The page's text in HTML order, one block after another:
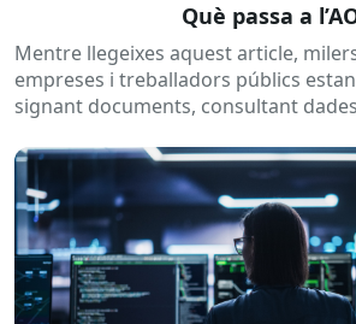
Què passa a
Mentre llegeixes aquest article,
empreses i treballadors públics
signant documents, consultant
habitualment...